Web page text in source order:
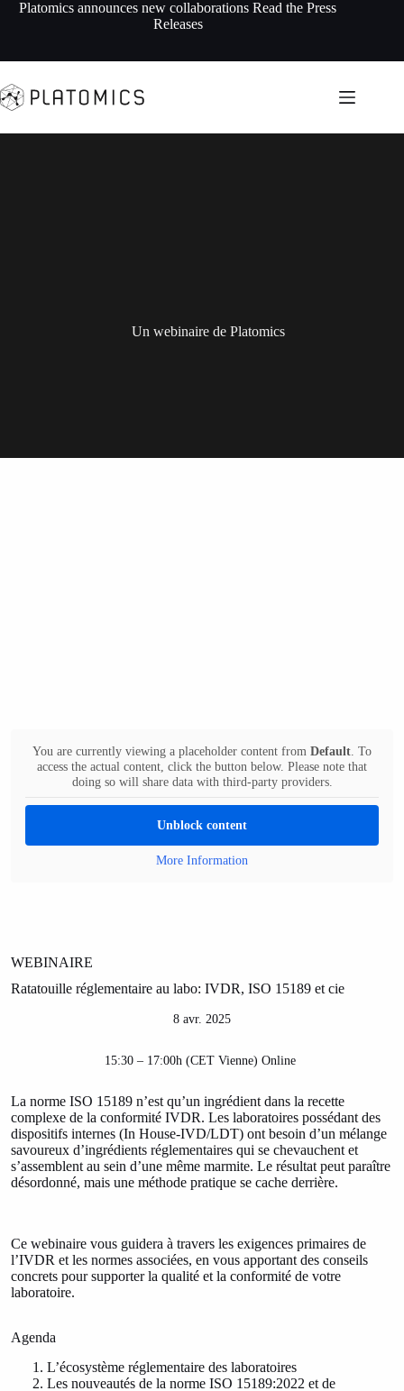
SkipPlatomics announces new collaborationsRead the Press
Releases
Un webinaire de Platomics
You are currently viewing a placeholder content from Default . To
access the actual content, click the button below. Please note that
doing so will share data with third-party providers.
Unblock content
More Information
WEBINAIRE
Ratatouille réglementaire au labo: IVDR, ISO 15189 et cie
8 avr. 2025
15:30 – 17:00h (CET Vienne) Online
La norme ISO 15189 n’est qu’un ingrédient dans la recette
complexe de la conformité IVDR. Les laboratoires possédant des
dispositifs internes (In House-IVD/LDT) ont besoin d’un mélange
savoureux d’ingrédients réglementaires qui se chevauchent et
s’assemblent au sein d’une même marmite. Le résultat peut paraître
désordonné, mais une méthode pratique se cache derrière.
Ce webinaire vous guidera à travers les exigences primaires de
l’IVDR et les normes associées, en vous apportant des conseils
concrets pour supporter la qualité et la conformité de votre
laboratoire.
Agenda
L’écosystème réglementaire des laboratoires
Les nouveautés de la norme ISO 15189:2022 et de